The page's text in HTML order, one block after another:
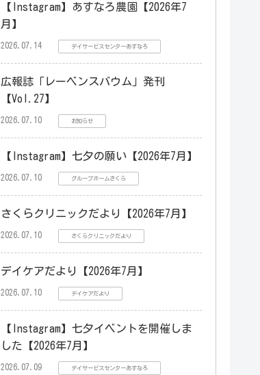
【Instagram】あすなろ農園【2026年7
月】
2026.07.14 デイサービスセンターあすなろ
広報誌「レーベンスバウム」発刊
【Vol.27】
2026.07.10 お知らせ
【Instagram】七夕の願い【2026年7月】
2026.07.10 グループホームさくら
さくらクリニックだより【2026年7月】
2026.07.10 さくらクリニックだより
デイケアだより【2026年7月】
2026.07.10 デイケアだより
【Instagram】七夕イベントを開催しま
した【2026年7月】
2026.07.09 デイサービスセンターあすなろ